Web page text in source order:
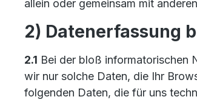
allein oder gemeinsam mit
2) Datenerfassung
2.1 Bei der bloß informatorischen
wir nur solche Daten, die Ihr
folgenden Daten, die für uns